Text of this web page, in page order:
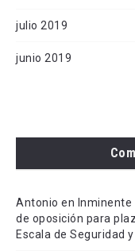
julio 2019
junio 2019
Antonio en
de oposición para
Escala de Seguridad